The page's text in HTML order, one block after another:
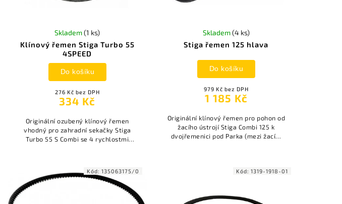
Klínový řemen Stiga Turbo 55
4SPEED
Skladem(1 ks)
276 Kč bez DPH
334 Kč
Do košíku
Originální ozubený klínový řemen
vhodný pro zahradní sekačky Stiga
Turbo 55 S Combi se 4 rychlostmi
Stiga řemen 125 hlava
Skladem(4 ks)
979 Kč bez DPH
1 185 Kč
Do košíku
Originální klínový řemen pro pohon od
žacího ústrojí Stiga Combi 125 k
dvojřemenici pod Parka (mezi žacím
Kód:135063175/0 Kód:1319-1918-01